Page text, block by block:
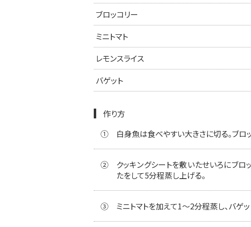
ブロッコリー
ミニトマト
レモンスライス
バゲット
作り方
①
白身魚は食べやすい大きさに切る。ブロ
②
クッキングシートを敷いたせいろにブロ
たをして5分程蒸し上げる。
③ ミニトマトを加えて1〜2分程蒸し、バゲッ